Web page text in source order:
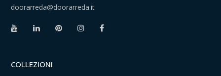
doorarreda@doorarreda.it
COLLEZIONI